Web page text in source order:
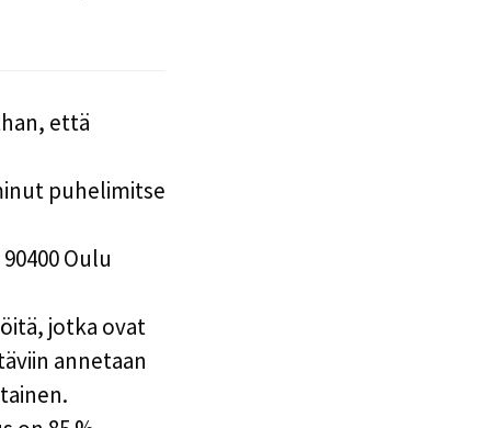
että
puhelimitse
Oulu
jotka ovat
annetaan